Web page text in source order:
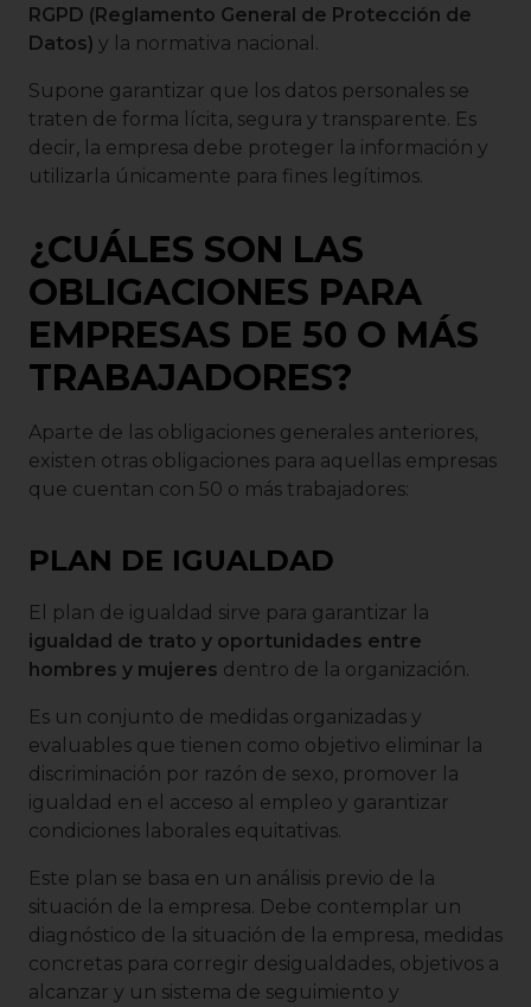
RGPD (Reglamento General de Protección de
Datos) y la normativa nacional.
Supone garantizar que los datos personales se
traten de forma lícita, segura y transparente. Es
decir, la empresa debe proteger la información y
utilizarla únicamente para fines legítimos.
¿CUÁLES SON LAS
OBLIGACIONES PARA
EMPRESAS DE 50 O MÁS
TRABAJADORES?
Aparte de las obligaciones generales anteriores,
existen otras obligaciones para aquellas empresas
que cuentan con 50 o más trabajadores:
PLAN DE IGUALDAD
El plan de igualdad sirve para garantizar la
igualdad de trato y oportunidades entre
hombres y mujeres dentro de la organización.
Es un conjunto de medidas organizadas y
evaluables que tienen como objetivo eliminar la
discriminación por razón de sexo, promover la
igualdad en el acceso al empleo y garantizar
condiciones laborales equitativas.
Este plan se basa en un análisis previo de la
situación de la empresa. Debe contemplar un
diagnóstico de la situación de la empresa, medidas
concretas para corregir desigualdades, objetivos a
alcanzar y un sistema de seguimiento y